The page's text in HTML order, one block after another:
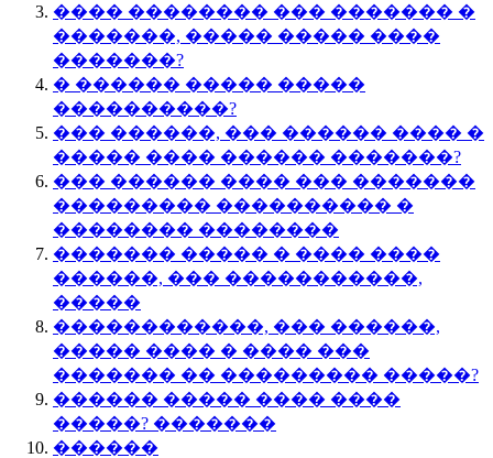
���� �������� ��� ������� �
�������, ����� ����� ����
�������?
� ������ ����� �����
����������?
��� ������, ��� ������ ���� �
����� ���� ������ �������?
��� ������ ���� ��� �������
��������� ���������� �
�������� ��������
������� ����� � ���� ����
������, ��� �����������,
�����
������������, ��� ������,
����� ���� � ���� ���
������� �� ��������� �����?
������ ����� ���� ����
�����? �������
������